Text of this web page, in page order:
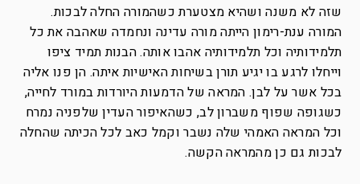
שזה לא משנה ושהיא מצטערת כשהמורה החלה לבכות.
המורה ענת-רימון הייתה מורה עדינה ונחמדה שאהבה את כל
תלמידותיה וכל תלמידותיה אהבו אותה. הבנות תמיד ציפו
וייחלו לרגע בו יגיע תורן בשיחות האישיות איתה. הן פנו אליה
בכל אשר על לבן. המראה של הדמעות היורדות במורד לחייה,
כשגופה שפוף משברון לב, כשהאיפור העדין שלפניה נמרח
וכל המראה האמהי שלה נשבר וקמל כאב לכל הכיתה שהחלה
לבכות גם כן מהמראה הקשה.